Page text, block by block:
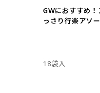
GWにおすすめ
っさり行楽アソ
18袋入